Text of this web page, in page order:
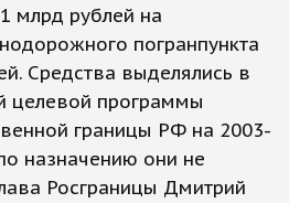
млрд рублей на
погранпункта
Средства выделялись в
целевой программы
границы РФ на 2003-
назначению они не
Росграницы Дмитрий